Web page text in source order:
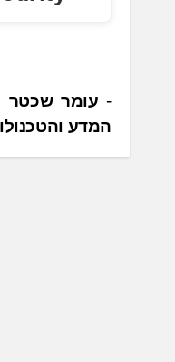
נ
י
ו
עומר שכטר
המדע